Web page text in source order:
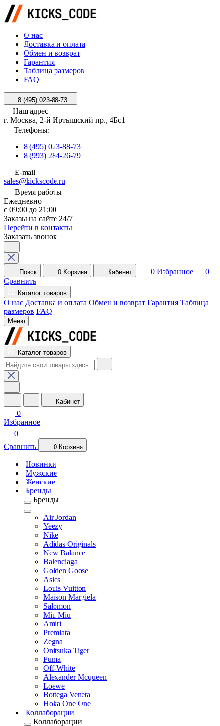
О нас
Доставка и оплата
Обмен и возврат
Гарантия
Таблица размеров
FAQ
8 (495) 023-88-73
Наш адрес
г. Москва, 2-й Иртышский пр., 4Бс1
Телефоны:
8 (495) 023-88-73
8 (993) 284-26-79
E-mail
sales@kickscode.ru
Время работы
Ежедневно
с 09:00 до 21:00
Заказы на сайте 24/7
Перейти в контакты
Заказать звонок
Поиск 0 Корзина Кабинет 0 Избранное
0
Сравнить
Каталог товаров
О нас Доставка и оплата Обмен и возврат Гарантия Таблица
размеров FAQ
Меню
Каталог товаров
Кабинет
0
Избранное
0
Сравнить
0 Корзина
Новинки
Мужские
Женские
Бренды
Бренды
Air Jordan
Yeezy
Nike
Adidas Originals
New Balance
Balenciaga
Golden Goose
Asics
Louis Vuitton
Maison Margiela
Salomon
Miu Miu
Amiri
Premiata
Zegna
Onitsuka Tiger
Puma
Off-White
Alexander Mcqueen
Loewe
Bottega Veneta
Hoka One One
Коллаборации
Коллаборации